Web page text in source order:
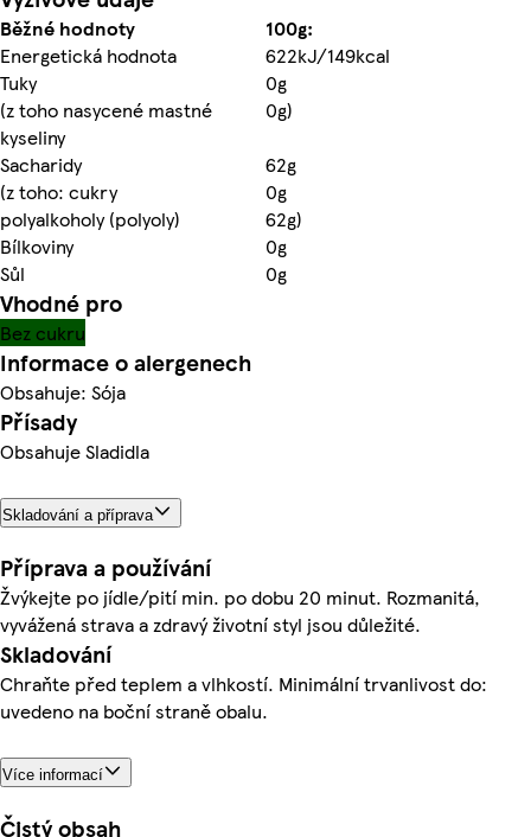
Běžné hodnoty
100g:
Energetická hodnota
622kJ/149kcal
Tuky
0g
(z toho nasycené mastné
kyseliny
0g)
Sacharidy
62g
(z toho: cukry
0g
polyalkoholy (polyoly)
62g)
Bílkoviny
0g
Sůl
0g
Vhodné pro
Bez cukru
Informace o alergenech
Obsahuje: Sója
Přísady
Obsahuje Sladidla
Skladování a příprava
Příprava a používání
Žvýkejte po jídle/pití min. po dobu 20 minut. Rozmanitá,
vyvážená strava a zdravý životní styl jsou důležité.
Skladování
Chraňte před teplem a vlhkostí. Minimální trvanlivost do:
uvedeno na boční straně obalu.
Více informací
Čistý obsah